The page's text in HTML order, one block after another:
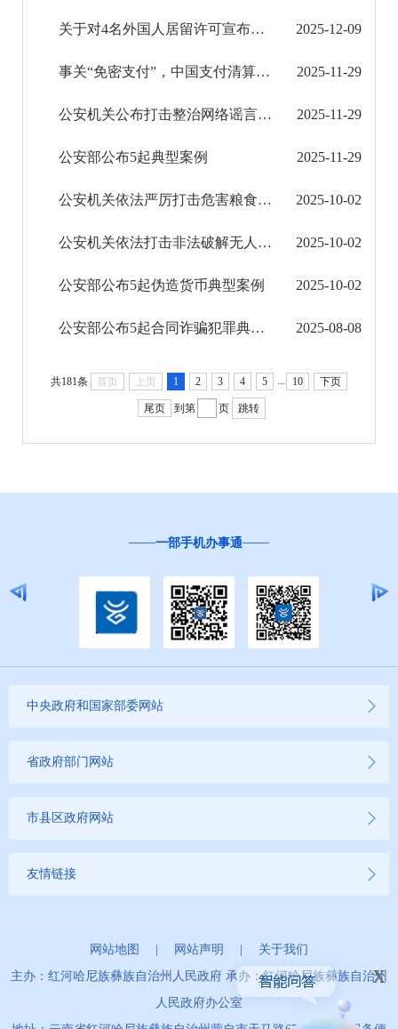
关于对4名外国人居留许可宣布作废的公告 2025-12-09
事关“免密支付”，中国支付清算协会发声 2025-11-29
公安机关公布打击整治网络谣言10起典型案例 2025-11-29
公安部公布5起典型案例 2025-11-29
公安机关依法严厉打击危害粮食安全犯罪今年共立案侦办相关案件4800余起 2025-10-02
公安机关依法打击非法破解无人机飞行控制系统黑客违法犯罪 2025-10-02
公安部公布5起伪造货币典型案例 2025-10-02
公安部公布5起合同诈骗犯罪典型案例 2025-08-08
共181条 首页 上页 1 2 3 4 5 ... 10 下页
尾页 到第 页 跳转
一部手机办事通
中央政府和国家部委网站
省政府部门网站
市县区政府网站
友情链接
网站地图 | 网站声明 | 关于我们
主办：红河哈尼族彝族自治州人民政府 承办：红河哈尼族彝族自治州
人民政府办公室
x